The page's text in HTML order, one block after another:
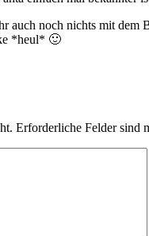
auch noch nichts mit
*heul* 🙂
Erforderliche Felder sind